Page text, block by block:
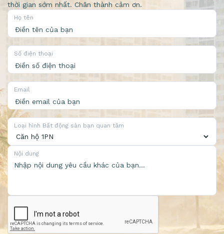
thời gian sớm nhất. Chân thành cảm ơn.
Họ tên
Số điện thoại
Email
Loại hình Bất động sản bạn quan tâm
Nội dung